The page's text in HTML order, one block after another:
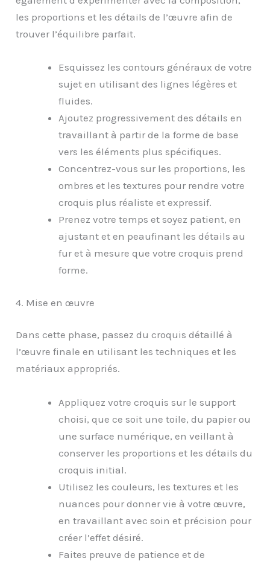
les proportions et les détails de l’œuvre afin de
trouver l’équilibre parfait.
Esquissez les contours généraux de votre
sujet en utilisant des lignes légères et
fluides.
Ajoutez progressivement des détails en
travaillant à partir de la forme de base
vers les éléments plus spécifiques.
Concentrez-vous sur les proportions, les
ombres et les textures pour rendre votre
croquis plus réaliste et expressif.
Prenez votre temps et soyez patient, en
ajustant et en peaufinant les détails au
fur et à mesure que votre croquis prend
forme.
4. Mise en œuvre
Dans cette phase, passez du croquis détaillé à
l’œuvre finale en utilisant les techniques et les
matériaux appropriés.
Appliquez votre croquis sur le support
choisi, que ce soit une toile, du papier ou
une surface numérique, en veillant à
conserver les proportions et les détails du
croquis initial.
Utilisez les couleurs, les textures et les
nuances pour donner vie à votre œuvre,
en travaillant avec soin et précision pour
créer l’effet désiré.
Faites preuve de patience et de